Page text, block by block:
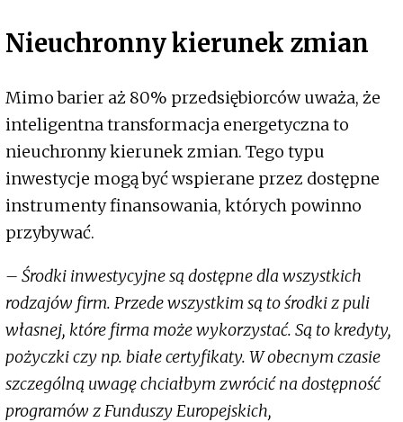
Nieuchronny kierunek zmian
Mimo barier aż 80% przedsiębiorców uważa, że
inteligentna transformacja energetyczna to
nieuchronny kierunek zmian. Tego typu
inwestycje mogą być wspierane przez dostępne
instrumenty finansowania, których powinno
przybywać.
– Środki inwestycyjne są dostępne dla wszystkich
rodzajów firm. Przede wszystkim są to środki z puli
własnej, które firma może wykorzystać. Są to kredyty,
pożyczki czy np. białe certyfikaty. W obecnym czasie
szczególną uwagę chciałbym zwrócić na dostępność
programów z Funduszy Europejskich,